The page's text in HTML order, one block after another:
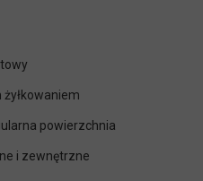
żyłkowaniem
powierzchnia
i zewnętrzne